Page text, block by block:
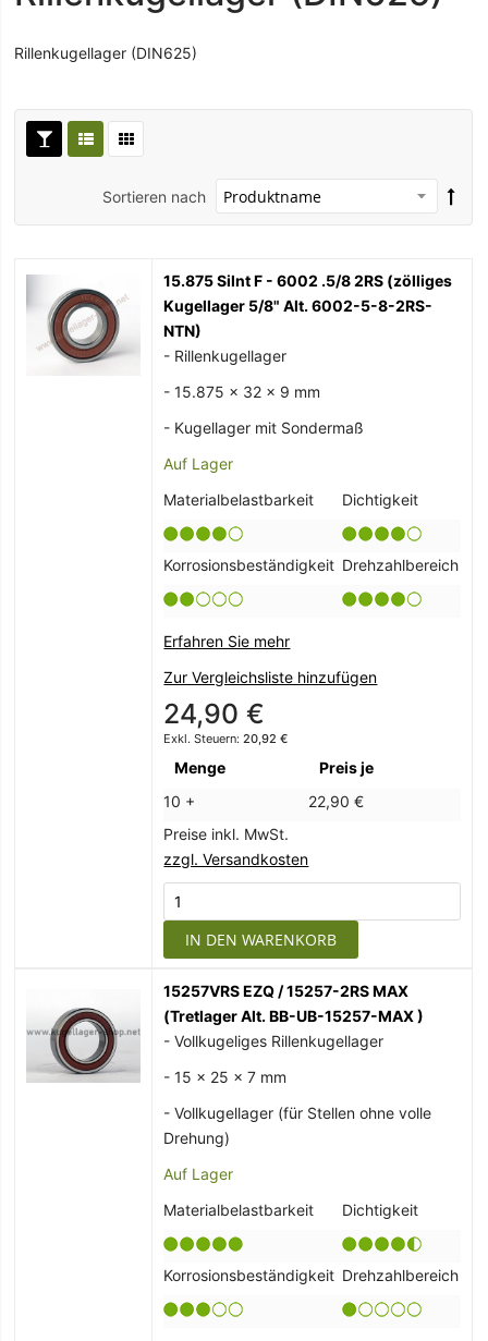
Rillenkugellager (DIN625)
Sortieren nach
15.875 Silnt F - 6002 .5/8 2RS (zölliges
Kugellager 5/8" Alt. 6002-5-8-2RS-
NTN)
- Rillenkugellager
- 15.875 x 32 x 9 mm
- Kugellager mit Sondermaß
Auf Lager
Materialbelastbarkeit
Dichtigkeit
Korrosionsbeständigkeit Drehzahlbereich
Erfahren Sie mehr
Zur Vergleichsliste hinzufügen
24,90 €
20,92 €
Menge
Preis je
10 +
22,90 €
Preise inkl. MwSt.
zzgl. Versandkosten
IN DEN WARENKORB
15257VRS EZQ / 15257-2RS MAX
(Tretlager Alt. BB-UB-15257-MAX )
- Vollkugeliges Rillenkugellager
- 15 x 25 x 7 mm
- Vollkugellager (für Stellen ohne volle
Drehung)
Auf Lager
Materialbelastbarkeit
Dichtigkeit
Korrosionsbeständigkeit Drehzahlbereich